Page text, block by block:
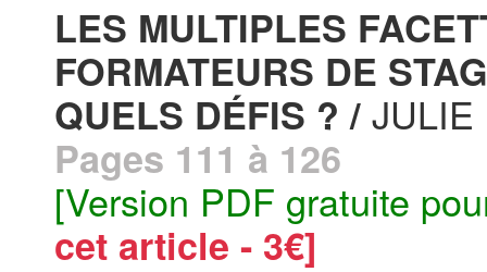
LES MULTIPLES
FORMATEURS DE
QUELS DÉFIS ? / JULIE
Pages 111 à 126
[Version PDF gratuite
cet article - 3€]